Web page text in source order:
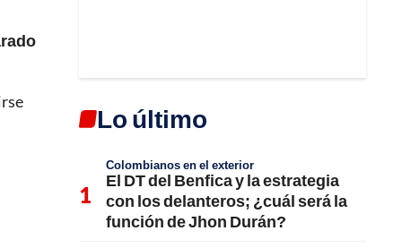
Lo último
Colombianos en el exterior
El DT del Benfica y la estrategia
con los delanteros; ¿cuál será la
función de Jhon Durán?